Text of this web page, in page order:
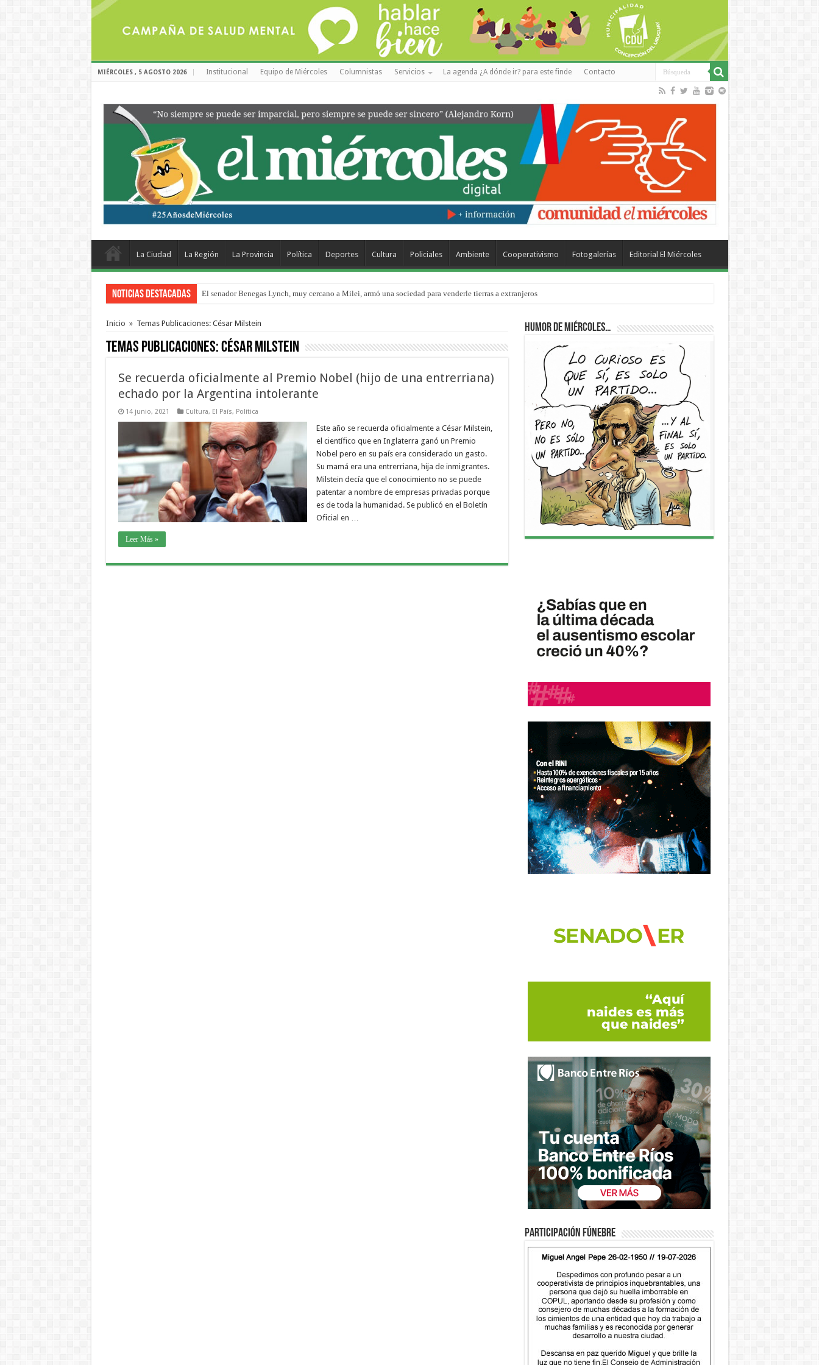
MIÉRCOLES , 5 AGOSTO 2026 Institucional Equipo de Miércoles Columnistas Servicios La agenda ¿A dónde ir? para este finde Contacto
La Ciudad La Región La Provincia Política Deportes Cultura Policiales Ambiente Cooperativismo Fotogalerías Editorial El Miércoles
Noticias Destacadas El senador Benegas Lynch, muy cercano a Milei, armó una sociedad para venderle tierras a extranjeros
El gobierno baja el capítulo de extranjerización de tierras
Inicio » Temas Publicaciones: César Milstein
Temas Publicaciones:César Milstein
Se recuerda oficialmente al Premio Nobel (hijo de una entrerriana)
echado por la Argentina intolerante
14 junio, 2021 Cultura, El País, Política
Este año se recuerda oficialmente a César Milstein,
el científico que en Inglaterra ganó un Premio
Nobel pero en su país era considerado un gasto.
Su mamá era una entrerriana, hija de inmigrantes.
Milstein decía que el conocimiento no se puede
patentar a nombre de empresas privadas porque
es de toda la humanidad. Se publicó en el Boletín
Oficial en …
Leer Más »
Humor de Miércoles…
Participación fúnebre